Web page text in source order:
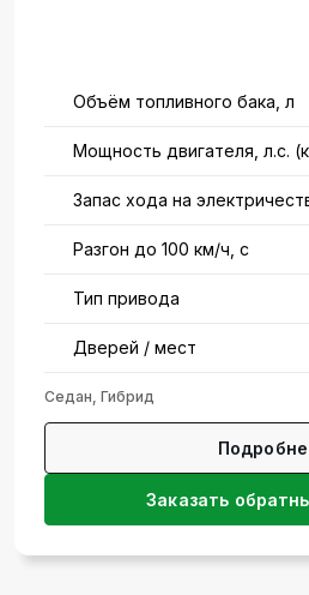
Объём топливного бака, л
Мощность двигателя, л.с.
Запас хода на
Разгон до 100 км/ч, с
Тип привода
Дверей / мест
Седан, Гибрид
Заказать